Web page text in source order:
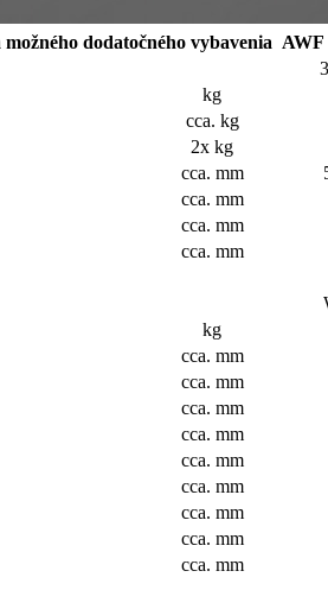
dodatočného vybavenia
kg
cca. kg
2x kg
cca. mm
cca. mm
cca. mm
cca. mm
kg
cca. mm
cca. mm
cca. mm
cca. mm
cca. mm
cca. mm
cca. mm
cca. mm
cca. mm